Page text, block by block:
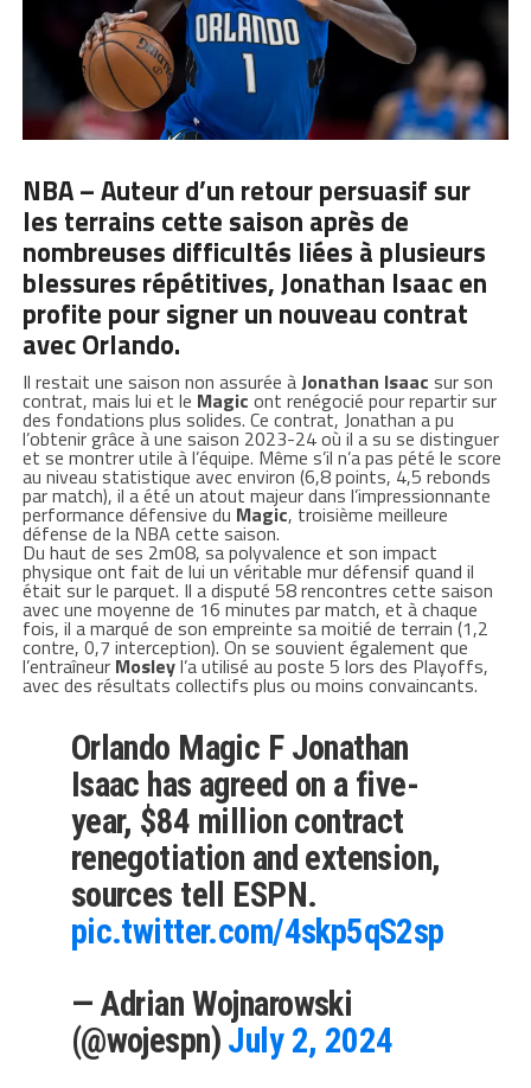
NBA – Auteur d’un retour persuasif sur
les terrains cette saison après de
nombreuses difficultés liées à plusieurs
blessures répétitives,Jonathan Isaacen
profite pour signer un nouveau contrat
avec Orlando.
Il restait une saison non assurée àJonathan Isaac sur son
contrat, mais lui et le Magic ont renégocié pour repartir sur
des fondations plus solides. Ce contrat, Jonathan a pu
l’obtenir grâce à une saison 2023-24 où il a su se distinguer
et se montrer utile à l’équipe. Même s’il n’a pas pété le score
au niveau statistique avec environ (6,8 points, 4,5 rebonds
par match), il a été un atout majeur dans l’impressionnante
performance défensive du Magic, troisième meilleure
défense de la NBA cette saison.
Du haut de ses 2m08, sa polyvalence et son impact
physique ont fait de lui un véritable mur défensif quand il
était sur le parquet. Il a disputé 58 rencontres cette saison
avec une moyenne de 16 minutes par match, et à chaque
fois, il a marqué de son empreinte sa moitié de terrain (1,2
contre, 0,7 interception). On se souvient également que
l’entraîneur Mosleyl’a utilisé au poste 5 lors des Playoffs,
avec des résultats collectifs plus ou moins convaincants.
Orlando Magic F Jonathan
Isaac has agreed on a five-
year, $84 million contract
renegotiation and extension,
sources tell ESPN.
pic.twitter.com/4skp5qS2sp
— Adrian Wojnarowski
(@wojespn) July 2, 2024